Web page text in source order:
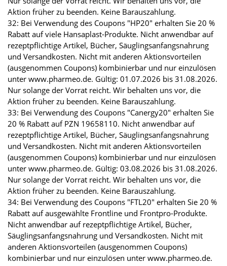
Aktion früher zu beenden. Keine Barauszahlung.
32: Bei Verwendung des Coupons "HP20" erhalten Sie 20 %
Rabatt auf viele Hansaplast-Produkte. Nicht anwendbar auf
rezeptpflichtige Artikel, Bücher, Säuglingsanfangsnahrung
und Versandkosten. Nicht mit anderen Aktionsvorteilen
(ausgenommen Coupons) kombinierbar und nur einzulösen
unter www.pharmeo.de. Gültig: 01.07.2026 bis 31.08.2026.
Nur solange der Vorrat reicht. Wir behalten uns vor, die
Aktion früher zu beenden. Keine Barauszahlung.
33: Bei Verwendung des Coupons "Canergy20" erhalten Sie
20 % Rabatt auf PZN 19658110. Nicht anwendbar auf
rezeptpflichtige Artikel, Bücher, Säuglingsanfangsnahrung
und Versandkosten. Nicht mit anderen Aktionsvorteilen
(ausgenommen Coupons) kombinierbar und nur einzulösen
unter www.pharmeo.de. Gültig: 03.08.2026 bis 31.08.2026.
Nur solange der Vorrat reicht. Wir behalten uns vor, die
Aktion früher zu beenden. Keine Barauszahlung.
34: Bei Verwendung des Coupons "FTL20" erhalten Sie 20 %
Rabatt auf ausgewählte Frontline und Frontpro-Produkte.
Nicht anwendbar auf rezeptpflichtige Artikel, Bücher,
Säuglingsanfangsnahrung und Versandkosten. Nicht mit
anderen Aktionsvorteilen (ausgenommen Coupons)
kombinierbar und nur einzulösen unter www.pharmeo.de.